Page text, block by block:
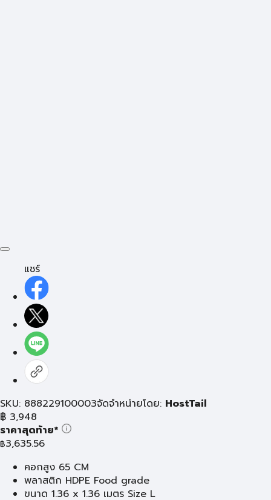
แชร์
SKU: 888229100003จัดจำหน่ายโดย: HostTail
฿ 3,948
ราคาสุดท้าย*
฿3,635.56
คอกสูง 65 CM
พลาสติก HDPE Food grade
ขนาด 1.36 x 1.36 เมตร Size L